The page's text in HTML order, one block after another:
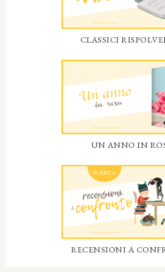
CLASSICI
UN ANNO IN
RECENSIONI A